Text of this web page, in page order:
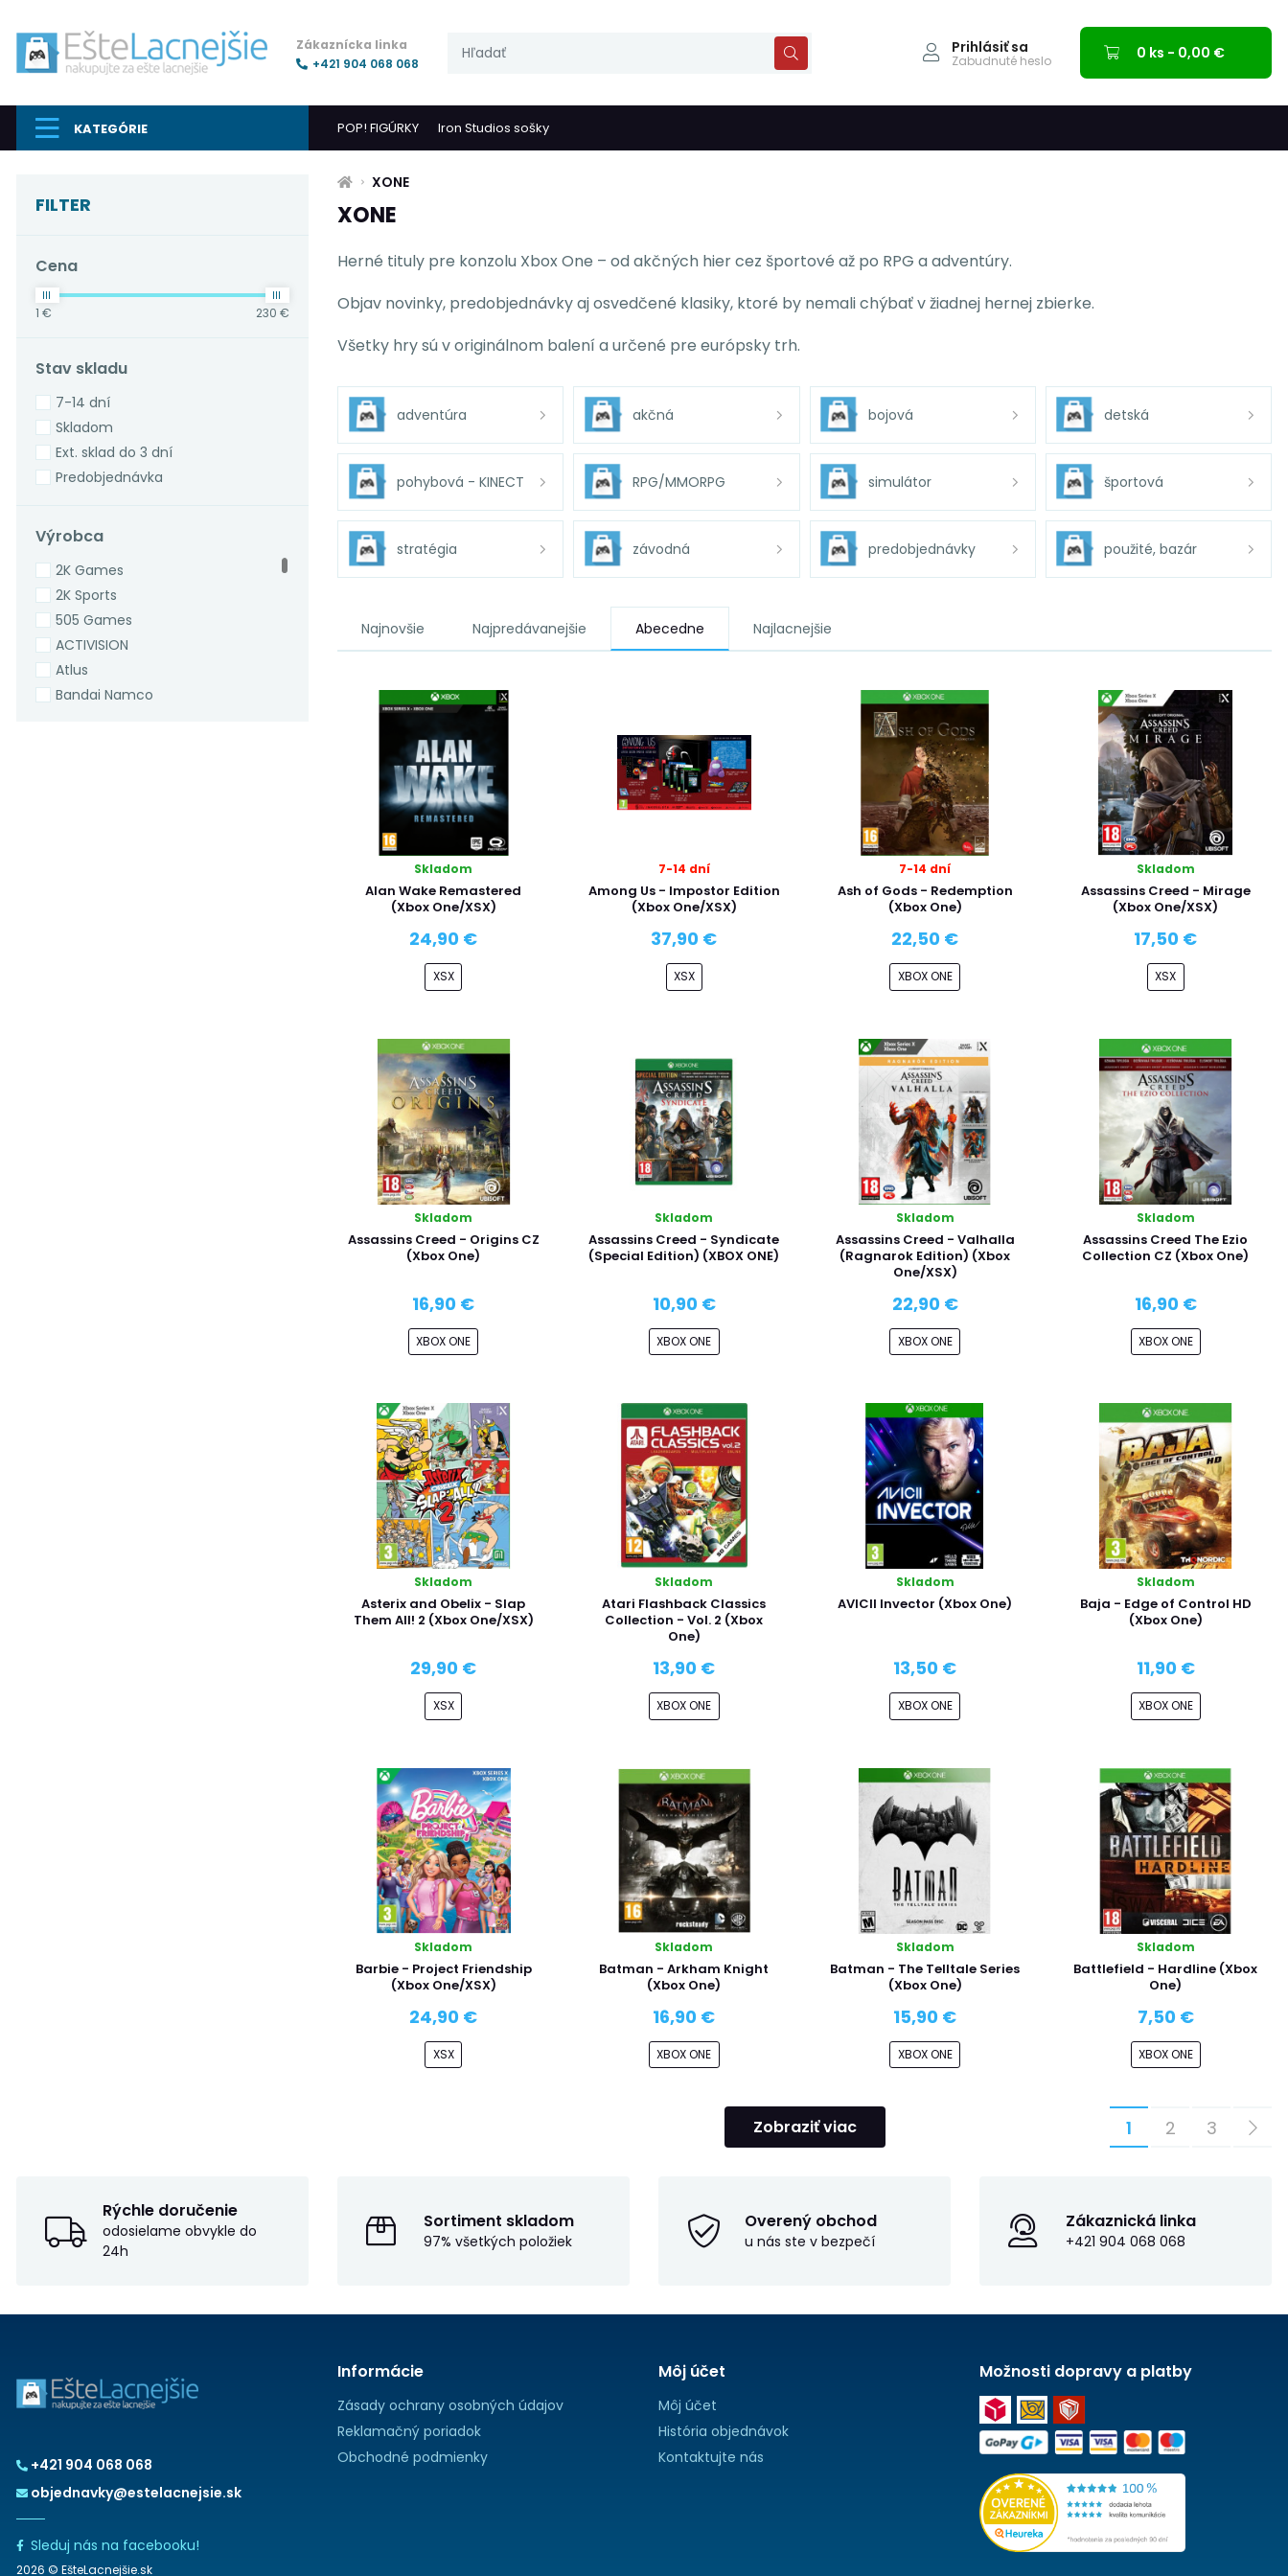
Zákaznícka linka
+421 904 068 068
Prihlásiť sa
Zabudnuté heslo 0 ks - 0,00 €
KATEGÓRIE POP! FIGÚRKY Iron Studios sošky
FILTER
Cena
1 € 230 €
Stav skladu
7-14 dní
Skladom
Ext. sklad do 3 dní
Predobjednávka
Výrobca
2K Games
2K Sports
505 Games
ACTIVISION
Atlus
Bandai Namco
XONE
XONE
Herné tituly pre konzolu Xbox One – od akčných hier cez športové až po RPG a adventúry.
Objav novinky, predobjednávky aj osvedčené klasiky, ktoré by nemali chýbať v žiadnej hernej zbierke.
Všetky hry sú v originálnom balení a určené pre európsky trh.
adventúra akčná bojová detská
pohybová - KINECT RPG/MMORPG simulátor športová
stratégia závodná predobjednávky použité, bazár
Najnovšie Najpredávanejšie Abecedne Najlacnejšie
Skladom
Alan Wake Remastered
(Xbox One/XSX)
24,90 €
XSX
7-14 dní
Among Us - Impostor Edition
(Xbox One/XSX)
37,90 €
XSX
7-14 dní
Ash of Gods - Redemption
(Xbox One)
22,50 €
XBOX ONE
Skladom
Assassins Creed - Mirage
(Xbox One/XSX)
17,50 €
XSX
Skladom
Assassins Creed - Origins CZ
(Xbox One)
16,90 €
XBOX ONE
Skladom
Assassins Creed - Syndicate
(Special Edition) (XBOX ONE)
10,90 €
XBOX ONE
Skladom
Assassins Creed - Valhalla
(Ragnarok Edition) (Xbox
One/XSX)
22,90 €
XBOX ONE
Skladom
Assassins Creed The Ezio
Collection CZ (Xbox One)
16,90 €
XBOX ONE
Skladom
Asterix and Obelix - Slap
Them All! 2 (Xbox One/XSX)
29,90 €
XSX
Skladom
Atari Flashback Classics
Collection - Vol. 2 (Xbox
One)
13,90 €
XBOX ONE
Skladom
AVICII Invector (Xbox One)
13,50 €
XBOX ONE
Skladom
Baja - Edge of Control HD
(Xbox One)
11,90 €
XBOX ONE
Skladom
Barbie - Project Friendship
(Xbox One/XSX)
24,90 €
XSX
Skladom
Batman - Arkham Knight
(Xbox One)
16,90 €
XBOX ONE
Skladom
Batman - The Telltale Series
(Xbox One)
15,90 €
XBOX ONE
Skladom
Battlefield - Hardline (Xbox
One)
7,50 €
XBOX ONE
Zobraziť viac 1 2 3
Rýchle doručenie
odosielame obvykle do
24h
Sortiment skladom
97% všetkých položiek
Overený obchod
u nás ste v bezpečí
Zákaznická linka
+421 904 068 068
+421 904 068 068
objednavky@estelacnejsie.sk
Sleduj nás na facebooku!
2026 © EšteLacnejšie.sk
Informácie
Zásady ochrany osobných údajov
Reklamačný poriadok
Obchodné podmienky
Môj účet
Môj účet
História objednávok
Kontaktujte nás
Možnosti dopravy a platby